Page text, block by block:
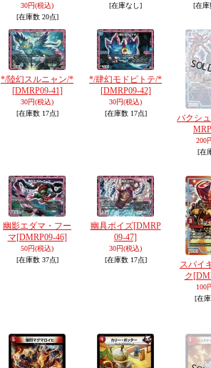
30円(税込)
[在庫数 20点]
[在庫なし]
[在庫
*/陸幻スルニャン/*
[DMRP09-41]
30円(税込)
[在庫数 17点]
*/肆幻モドピトテ/*
[DMRP09-42]
30円(税込)
[在庫数 17点]
バクシ
200
[在
幽影エダマ・フー
マ[DMRP09-46]
50円(税込)
[在庫数 37点]
幽具ポイズ[DMRP
09-47]
30円(税込)
[在庫数 17点]
スパイ
ク
100
[在